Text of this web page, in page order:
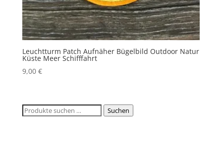
Leuchtturm Patch Aufnäher Bügelbild Outdoor Natur
Küste Meer Schifffahrt
9,00 €
Suchen
Suchen